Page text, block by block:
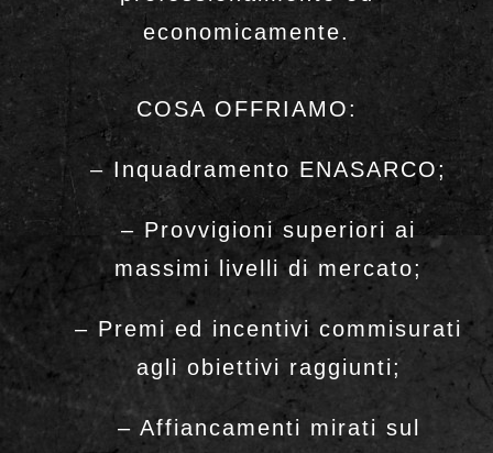
economicamente.
COSA OFFRIAMO:
– Inquadramento ENASARCO;
– Provvigioni superiori ai
massimi livelli di mercato;
– Premi ed incentivi commisurati
agli obiettivi raggiunti;
– Affiancamenti mirati sul